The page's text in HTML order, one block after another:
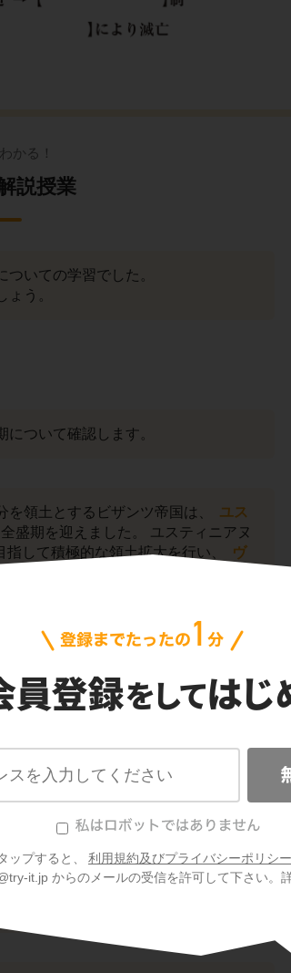
ップすると、 利用規約及びプライバシーポリシー
it.jp からのメールの受信を許可して下さい。
かる！
説授業
いての学習でした。
う。
について確認します。
を領土とするビザンツ帝国は、
ユス
盛期を迎えました。 ユスティニアヌ
指して積極的な領土拡大を行い、
ヴ
ローマ帝国の復活を目指したのです。
ンツ帝国の様子を確認します。
た。このような国家の危機に対して、
屯田兵
制を実施し、皇帝の政治権力
しようとしました。